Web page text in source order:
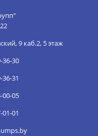
9 каб.2, 5 этаж
36-30
36-31
00-05
01-01